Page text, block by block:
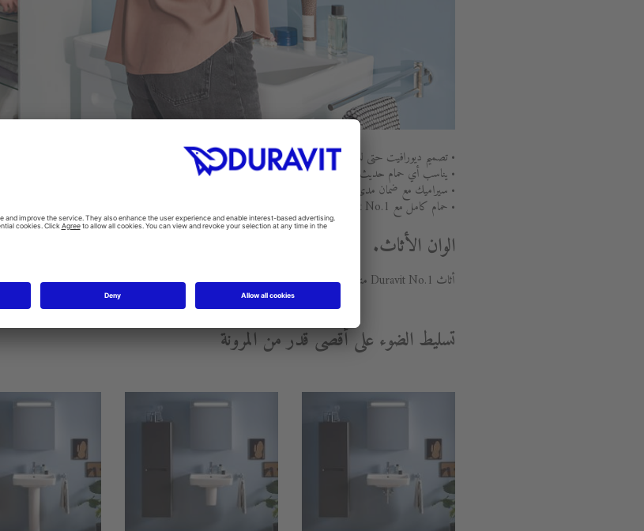
• تصميم ديورافيت حتى للميزانية الصغيرة
• يناسب أي حمام حديث
• سيراميك مع ضمان مدى الحياة ، جودة استثنائية
• حمام كامل مع Duravit No.1 - أثاث وسيراميك وأحواض استحمام وتركيبات
الوان الأثاث.
أثاث Duravit No.1 متوفر بالوان بيضاء مط (18) وجرافيت مط (49)
تسليط الضوء على أقصى قدر من المرونة